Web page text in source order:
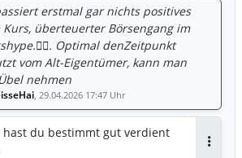
erstmal gar nichts positives
überteuerter Börsengang im
Optimal denZeitpunkt
vom Alt-Eigentümer, kann man
nehmen
, 29.04.2026 17:47 Uhr
hast du bestimmt gut verdient